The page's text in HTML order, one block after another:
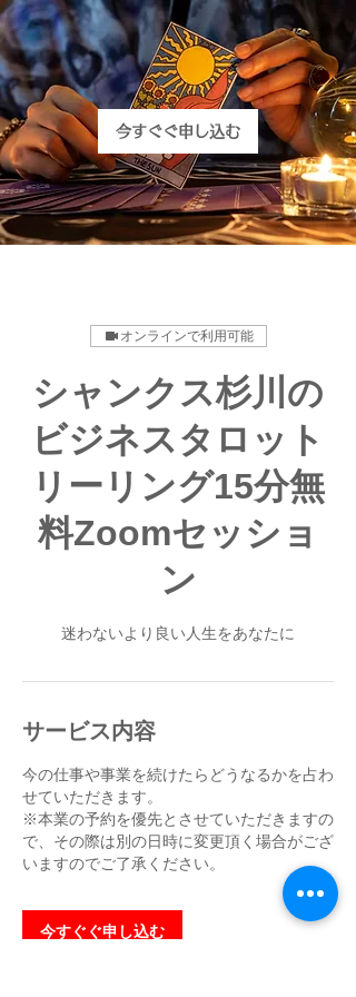
今すぐぐ申し込む
オンラインで利用可能
シャンクス杉川の
ビジネスタロット
リーリング15分無
料Zoomセッショ
ン
迷わないより良い人生をあなたに
サービス内容
今の仕事や事業を続けたらどうなるかを占わ
せていただきます。
※本業の予約を優先とさせていただきますの
で、その際は別の日時に変更頂く場合がござ
いますのでご了承ください。
今すぐぐ申し込む